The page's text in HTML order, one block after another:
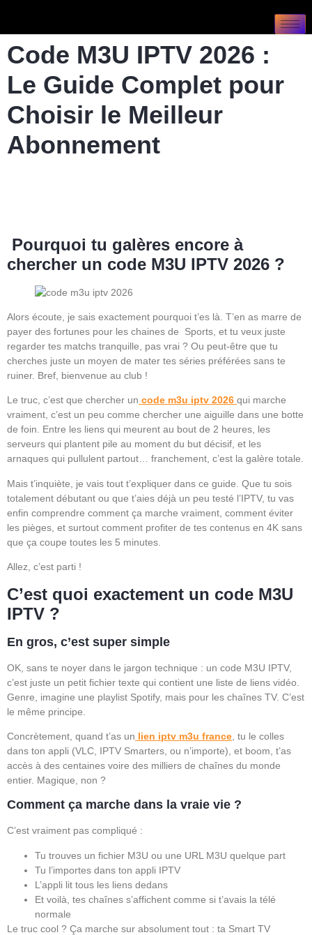
Code M3U IPTV 2026 :
Le Guide Complet pour
Choisir le Meilleur
Abonnement
Pourquoi tu galères encore à
chercher un code M3U IPTV 2026 ?
Alors écoute, je sais exactement pourquoi t’es là. T’en as marre de
payer des fortunes pour les chaines de Sports, et tu veux juste
regarder tes matchs tranquille, pas vrai ? Ou peut-être que tu
cherches juste un moyen de mater tes séries préférées sans te
ruiner. Bref, bienvenue au club !
Le truc, c’est que chercher un code m3u iptv 2026 qui marche
vraiment, c’est un peu comme chercher une aiguille dans une botte
de foin. Entre les liens qui meurent au bout de 2 heures, les
serveurs qui plantent pile au moment du but décisif, et les
arnaques qui pullulent partout… franchement, c’est la galère totale.
Mais t’inquiète, je vais tout t’expliquer dans ce guide. Que tu sois
totalement débutant ou que t’aies déjà un peu testé l’IPTV, tu vas
enfin comprendre comment ça marche vraiment, comment éviter
les pièges, et surtout comment profiter de tes contenus en 4K sans
que ça coupe toutes les 5 minutes.
Allez, c’est parti !
C’est quoi exactement un code M3U
IPTV ?
En gros, c’est super simple
OK, sans te noyer dans le jargon technique : un code M3U IPTV,
c’est juste un petit fichier texte qui contient une liste de liens vidéo.
Genre, imagine une playlist Spotify, mais pour les chaînes TV. C’est
le même principe.
Concrètement, quand t’as un lien iptv m3u france , tu le colles
dans ton appli (VLC, IPTV Smarters, ou n’importe), et boom, t’as
accès à des centaines voire des milliers de chaînes du monde
entier. Magique, non ?
Comment ça marche dans la vraie vie ?
C’est vraiment pas compliqué :
Tu trouves un fichier M3U ou une URL M3U quelque part
Tu l’importes dans ton appli IPTV
L’appli lit tous les liens dedans
Et voilà, tes chaînes s’affichent comme si t’avais la télé
normale
Le truc cool ? Ça marche sur absolument tout : ta Smart TV